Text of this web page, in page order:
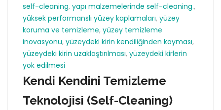
self-cleaning, yapı malzemelerinde self-cleaning.,
yüksek performanslı yüzey kaplamaları, yüzey
koruma ve temizleme, yüzey temizleme
inovasyonu, yüzeydeki kirin kendiliğinden kayması,
yüzeydeki kirin uzaklaştırılması, yüzeydeki kirlerin
yok edilmesi
Kendi Kendini Temizleme
Teknolojisi (Self-Cleaning)